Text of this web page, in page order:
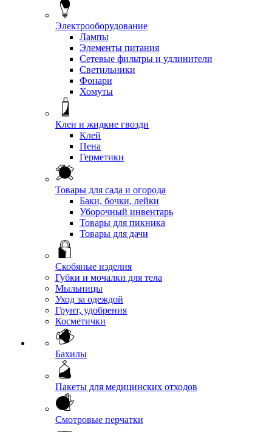
Электрооборудование
Лампы
Элементы питания
Сетевые фильтры и удлинители
Светильники
Фонари
Хомуты
Клеи и жидкие гвозди
Клей
Пена
Герметики
Товары для сада и огорода
Баки, бочки, лейки
Уборочный инвентарь
Товары для пикника
Товары для дачи
Скобяные изделия
Губки и мочалки для тела
Мыльницы
Уход за одеждой
Грунт, удобрения
Косметички
Бахилы
Пакеты для медицинских отходов
Смотровые перчатки